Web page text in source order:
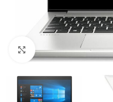
Click to enlarge